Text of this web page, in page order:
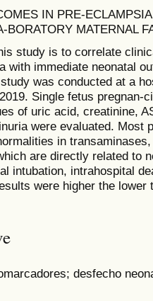
IN PRE-
BORATORY MATERNAL
study is to correlate
with immediate neonatal
was conducted at a
Single fetus pregnan-
of uric acid, creatinine,
were evaluated. Most
in
are directly related to
intubation, intrahospital
were higher the
desfecho